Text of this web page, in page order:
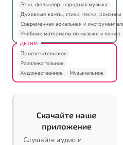
Этно, фольклор, народная музыка
Духовные канты, стихи, песни, романсы
Современная вокальная и
Учебные материалы по музыке и пению
ДЕТЯМ
Просветительское
Развлекательное
Художественное
Музыкальное
Скачайте наше
приложение
Слушайте аудио и